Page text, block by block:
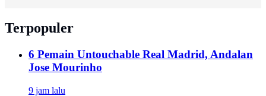
Terpopuler
6 Pemain Untouchable Real Madrid, Andalan
Jose Mourinho
9 jam lalu